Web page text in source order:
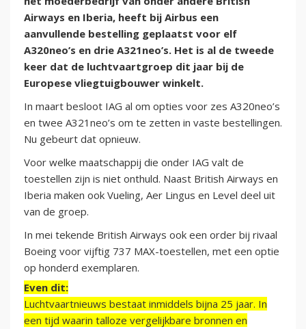
Airways en Iberia, heeft bij Airbus een
aanvullende bestelling geplaatst voor elf
A320neo’s en drie A321neo’s. Het is al de tweede
keer dat de luchtvaartgroep dit jaar bij de
Europese vliegtuigbouwer winkelt.
In maart besloot IAG al om opties voor zes A320neo’s
en twee A321neo’s om te zetten in vaste bestellingen.
Nu gebeurt dat opnieuw.
Voor welke maatschappij die onder IAG valt de
toestellen zijn is niet onthuld. Naast British Airways en
Iberia maken ook Vueling, Aer Lingus en Level deel uit
van de groep.
In mei tekende British Airways ook een order bij rivaal
Boeing voor vijftig 737 MAX-toestellen, met een optie
op honderd exemplaren.
Even dit:
Luchtvaartnieuws bestaat inmiddels bijna 25 jaar. In
een tijd waarin talloze vergelijkbare bronnen en